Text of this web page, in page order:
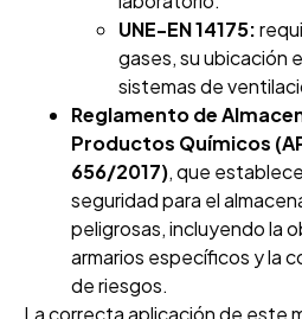
UNE-EN 14175:
gases, su ubicación
sistemas de
Reglamento de
Productos Químicos
656/2017), que
seguridad para el
peligrosas, incluyendo la
armarios específicos y la
de riesgos.
La correcta aplicación de este